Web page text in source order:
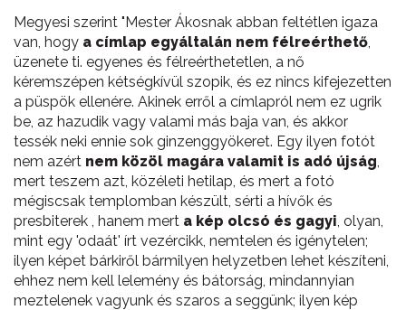
Megyesi szerint "Mester Ákosnak abban feltétlen igaza
van, hogy a címlap egyáltalán nem félreérthető,
üzenete ti. egyenes és félreérthetetlen, a nő
kéremszépen kétségkívül szopik, és ez nincs kifejezetten
a püspök ellenére. Akinek erről a címlapról nem ez ugrik
be, az hazudik vagy valami más baja van, és akkor
tessék neki ennie sok ginzenggyökeret. Egy ilyen fotót
nem azért nem közöl magára valamit is adó újság,
mert teszem azt, közéleti hetilap, és mert a fotó
mégiscsak templomban készült, sérti a hívők és
presbiterek , hanem mert a kép olcsó és gagyi, olyan,
mint egy 'odaát' írt vezércikk, nemtelen és igénytelen;
ilyen képet bárkiről bármilyen helyzetben lehet készíteni,
ehhez nem kell lelemény és bátorság, mindannyian
meztelenek vagyunk és szaros a seggünk; ilyen kép